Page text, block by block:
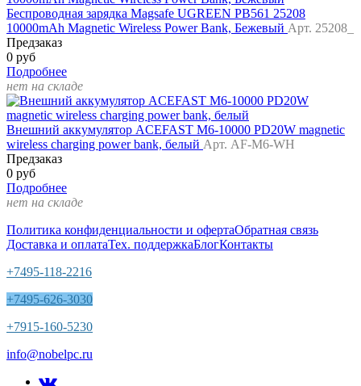
Беспроводная зарядка Magsafe UGREEN PB561 25208
10000mAh Magnetic Wireless Power Bank, Бежевый Арт. 25208_
Предзаказ
0 руб
Подробнее
нет на складе
Внешний аккумулятор ACEFAST M6-10000 PD20W magnetic
wireless charging power bank, белый Арт. AF-M6-WH
Предзаказ
0 руб
Подробнее
нет на складе
Политика конфиденциальности и офертаОбратная связь
Доставка и оплатаТех. поддержкаБлогКонтакты
+7495-118-2216
+7495-626-3030
+7915-160-5230
info@nobelpc.ru